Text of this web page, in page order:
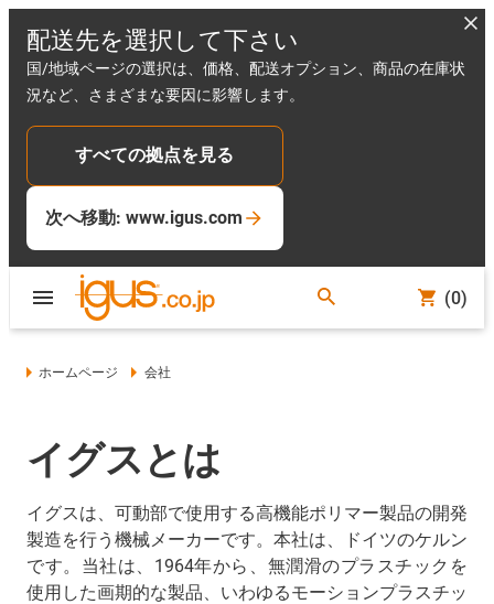
配送先を選択して下さい
国/地域ページの選択は、価格、配送オプション、商品の在庫状
況など、さまざまな要因に影響します。
すべての拠点を見る
次へ移動: www.igus.com
(0)
ホームページ 会社
イグスとは
イグスは、可動部で使用する高機能ポリマー製品の開発
製造を行う機械メーカーです。本社は、ドイツのケルン
です。当社は、1964年から、無潤滑のプラスチックを
使用した画期的な製品、いわゆるモーションプラスチッ